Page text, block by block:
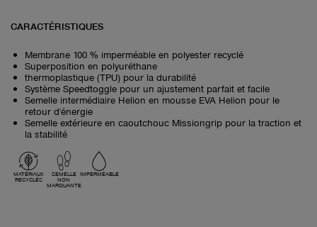
CARACTÉRISTIQUES
Membrane 100 % imperméable en polyester recyclé
Superposition en polyuréthane
thermoplastique (TPU) pour la durabilité
Système Speedtoggle pour un ajustement parfait et facile
Semelle intermédiaire Helion en mousse EVA Helion pour le
retour d'énergie
Semelle extérieure en caoutchouc Missiongrip pour la traction et
la stabilité
MATÉRIAUX
RECYCLÉS
SEMELLE
NON
MARQUANTE
IMPERMÉABLE